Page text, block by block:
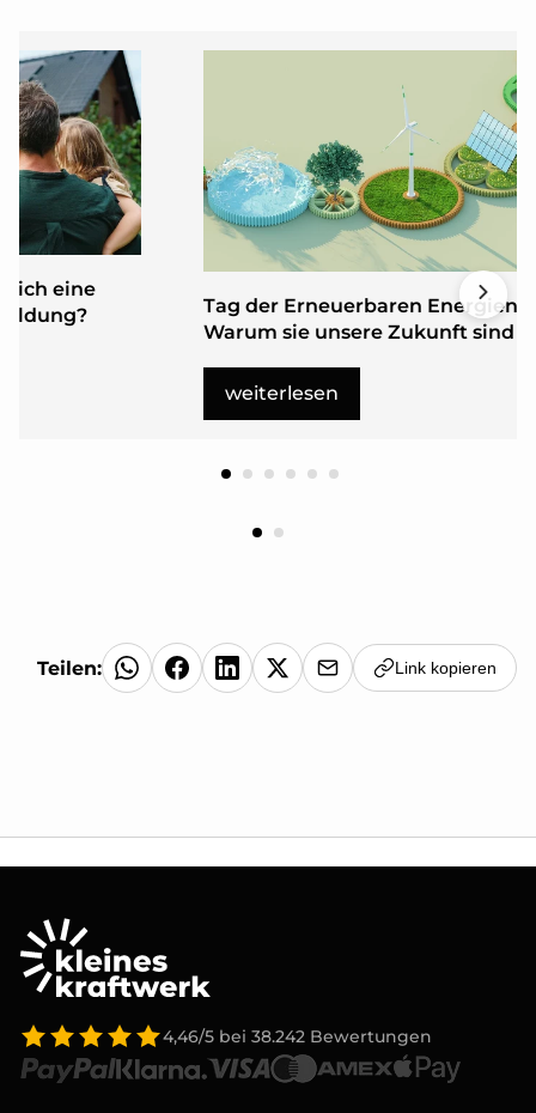
eine
Tag der Erneuerbaren Energien:
Warum sie unsere Zukunft sind
weiterlesen
Teilen: Link kopieren
4,46/5 bei 38.242 Bewertungen